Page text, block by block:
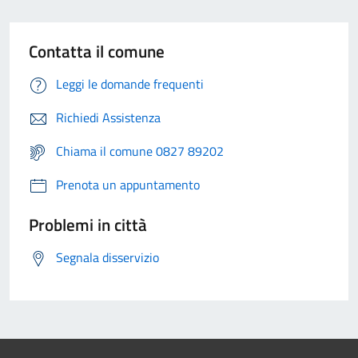
Contatta il comune
Leggi le domande frequenti
Richiedi Assistenza
Chiama il comune 0827 89202
Prenota un appuntamento
Problemi in città
Segnala disservizio